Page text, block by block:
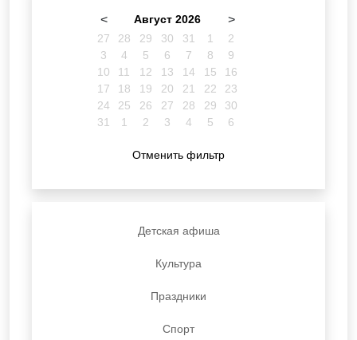
< Август 2026 >
27 28 29 30 31 1
2
3
4 5 6 7 8
9
10
11 12 13 14 15
16
17
18 19 20 21 22
23
24
25 26 27 28 29
30
31
1 2 3 4 5 6
Отменить фильтр
Детская афиша
Культура
Праздники
Спорт